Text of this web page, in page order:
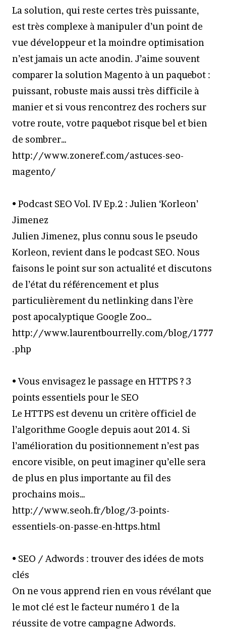
La solution, qui reste certes très puissante,
est très complexe à manipuler d’un point de
vue développeur et la moindre optimisation
n’est jamais un acte anodin. J’aime souvent
comparer la solution Magento à un paquebot :
puissant, robuste mais aussi très difficile à
manier et si vous rencontrez des rochers sur
votre route, votre paquebot risque bel et bien
de sombrer…
http://www.zoneref.com/astuces-seo-
magento/
• Podcast SEO Vol. IV Ep.2 : Julien ‘Korleon’
Jimenez
Julien Jimenez, plus connu sous le pseudo
Korleon, revient dans le podcast SEO. Nous
faisons le point sur son actualité et discutons
de l’état du référencement et plus
particulièrement du netlinking dans l’ère
post apocalyptique Google Zoo…
http://www.laurentbourrelly.com/blog/1777
.php
• Vous envisagez le passage en HTTPS ? 3
points essentiels pour le SEO
Le HTTPS est devenu un critère officiel de
l’algorithme Google depuis aout 2014. Si
l’amélioration du positionnement n’est pas
encore visible, on peut imaginer qu’elle sera
de plus en plus importante au fil des
prochains mois…
http://www.seoh.fr/blog/3-points-
essentiels-on-passe-en-https.html
• SEO / Adwords : trouver des idées de mots
clés
On ne vous apprend rien en vous révélant que
le mot clé est le facteur numéro 1 de la
réussite de votre campagne Adwords.